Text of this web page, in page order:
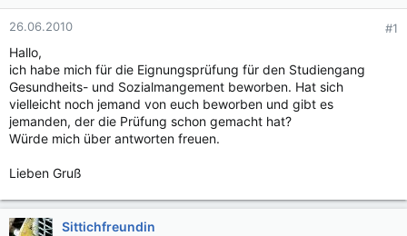
26.06.2010 #1
Hallo,
ich habe mich für die Eignungsprüfung für den Studiengang
Gesundheits- und Sozialmangement beworben. Hat sich
vielleicht noch jemand von euch beworben und gibt es
jemanden, der die Prüfung schon gemacht hat?
Würde mich über antworten freuen.
Lieben Gruß
Sittichfreundin